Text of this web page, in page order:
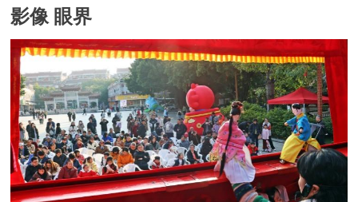
影像 眼界